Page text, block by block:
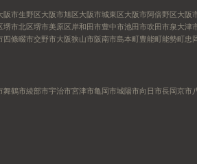
阪市生野区大阪市旭区大阪市城東区大阪市阿倍野区大阪
堺市北区堺市美原区岸和田市豊中市池田市吹田市泉大津
四條畷市交野市大阪狭山市阪南市島本町豊能町能勢町忠
舞鶴市綾部市宇治市宮津市亀岡市城陽市向日市長岡京市